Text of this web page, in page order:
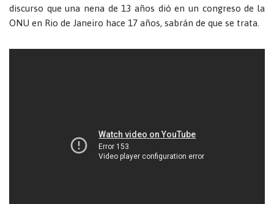
discurso que una nena de 13 años dió en un congreso de la
ONU en Rio de Janeiro hace 17 años, sabrán de que se trata.